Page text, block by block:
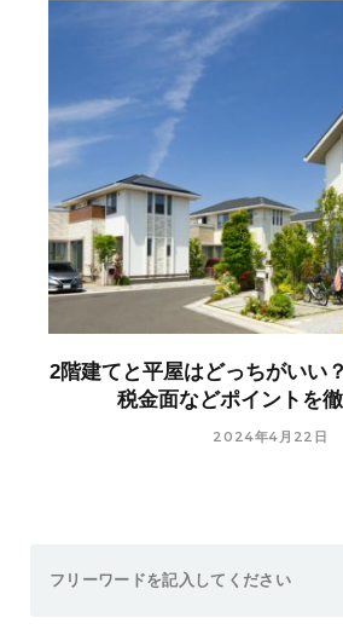
for:
2階建てと平屋はどっちがいい
税金面などポイントを徹
2024年4月22日